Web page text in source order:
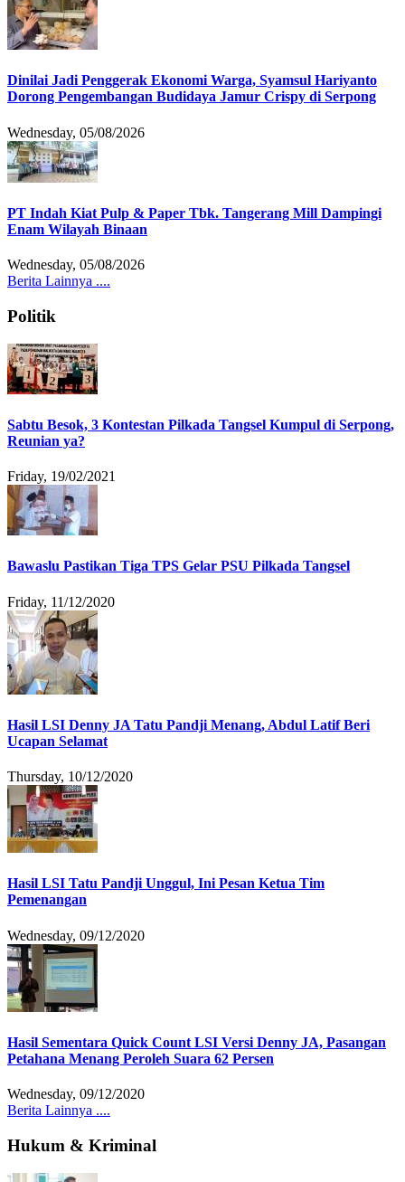
Dinilai Jadi Penggerak Ekonomi Warga, Syamsul Hariyanto
Dorong Pengembangan Budidaya Jamur Crispy di Serpong
Wednesday, 05/08/2026
PT Indah Kiat Pulp & Paper Tbk. Tangerang Mill Dampingi
Enam Wilayah Binaan
Wednesday, 05/08/2026
Berita Lainnya ....
Politik
Sabtu Besok, 3 Kontestan Pilkada Tangsel Kumpul di Serpong,
Reunian ya?
Friday, 19/02/2021
Bawaslu Pastikan Tiga TPS Gelar PSU Pilkada Tangsel
Friday, 11/12/2020
Hasil LSI Denny JA Tatu Pandji Menang, Abdul Latif Beri
Ucapan Selamat
Thursday, 10/12/2020
Hasil LSI Tatu Pandji Unggul, Ini Pesan Ketua Tim
Pemenangan
Wednesday, 09/12/2020
Hasil Sementara Quick Count LSI Versi Denny JA, Pasangan
Petahana Menang Peroleh Suara 62 Persen
Wednesday, 09/12/2020
Berita Lainnya ....
Hukum & Kriminal